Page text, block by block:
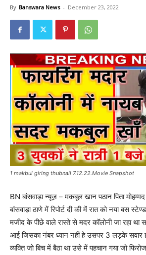
By Banswara News - December 23, 2022
1 makbul giring thubnail 7.12.22.Movie Snapshot
BN बांसवाड़ा न्यूज़ – मकबूल खान पठान पिता
बांसवाड़ा ठाणे में रिपोर्ट दी की में रात को नया बस
मजीद के पीछे वाले रास्ते से मदर कॉलोनी जा रहा
आई जिसका नंबर ध्यान नहीं हे उसपर 3 लड़के
व्यक्ति जो बिच में बैठा था उसे में पहचान गया जो